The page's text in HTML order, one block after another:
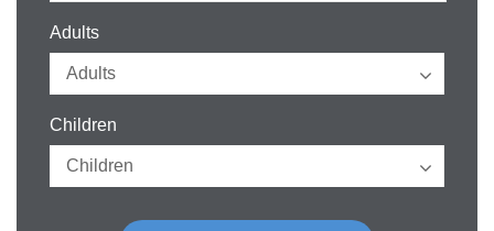
Adults
Children